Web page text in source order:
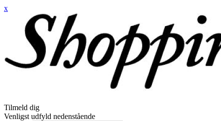
x
Tilmeld dig
Venligst udfyld nedenstående